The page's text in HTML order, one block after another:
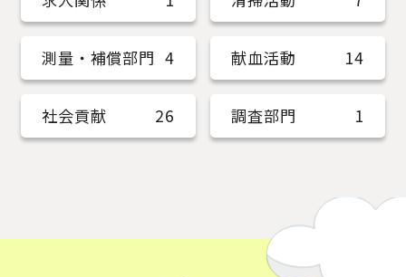
測量・補償部門 4 献血活動 14
社会貢献 26 調査部門 1